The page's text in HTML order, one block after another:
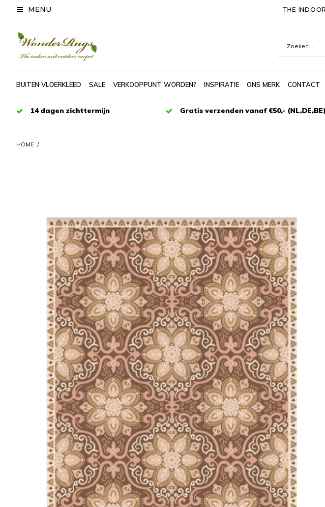
MENU THE
BUITEN VLOERKLEED SALE VERKOOPPUNT WORDEN? INSPIRATIE ONS MERK CONTACT
14 dagen zichttermijn Gratis verzenden vanaf €50,- (NL,DE,BE)
HOME /